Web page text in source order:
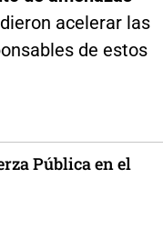
acelerar las
de estos
Pública en el